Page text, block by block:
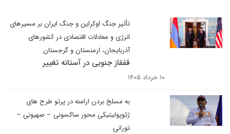
تأثیر جنگ اوکراین و جنگ ایران بر مسیرهای
انرژی و معادلات اقتصادی در کشورهای
آذربایجان، ارمنستان و گرجستان
قفقاز جنوبی در آستانه تغییر
۱۰ خرداد ۱۴۰۵
به مسلخ بردن ارامنه در پرتو طرح های
ژئوپولیتیکی محور ساکسونی – صهیونی –
تورانی